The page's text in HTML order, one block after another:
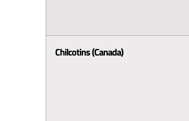
Chilcotins (Canada)